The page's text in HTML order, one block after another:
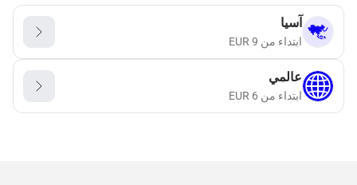
آسيا
ابتداء من EUR 9
عالمي
ابتداء من EUR 6